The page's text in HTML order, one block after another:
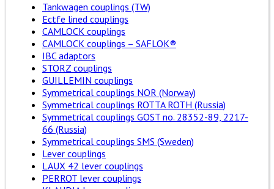
Tankwagen couplings (TW)
Ectfe lined couplings
CAMLOCK couplings
CAMLOCK couplings – SAFLOK®
IBC adaptors
STORZ couplings
GUILLEMIN couplings
Symmetrical couplings NOR (Norway)
Symmetrical couplings ROTTA ROTH (Russia)
Symmetrical couplings GOST no. 28352-89, 2217-
66 (Russia)
Symmetrical couplings SMS (Sweden)
Lever couplings
LAUX 42 lever couplings
PERROT lever couplings